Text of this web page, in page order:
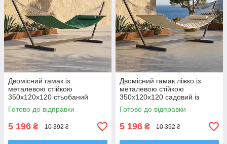
Двомісний гамак із
металевою стійкою
350х120х120 стьобаний
садовий із подушкою та
планками WCG SOFT XXL
Готово до відправки
5 196 ₴ 10 392 ₴
Двомісний гамак ліжко із
металевою стійкою
350х120х120 садовий із
подушкою та планками WCG
SOFT XXL 200x140 см до
Готово до відправки
5 196 ₴ 10 392 ₴